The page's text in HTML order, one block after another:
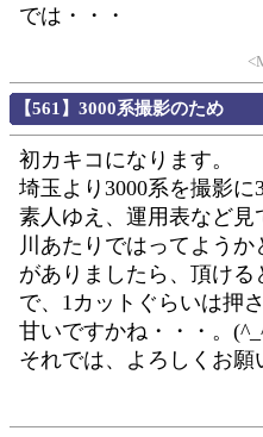
では・・・
【561】3000系撮影のため
初カキコになります。
埼玉より3000系を撮影
素人ゆえ、運用表など
川あたりではってよう
がありましたら、頂け
で、1カットぐらいは押
甘いですかね・・・。
それでは、よろしくお願